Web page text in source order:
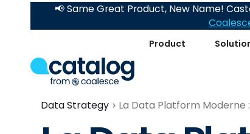
Product
📢 Same Great Product, New Name!
Data Strategy La Data Platform